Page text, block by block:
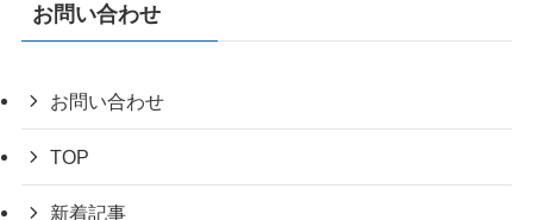
お問い合わせ
お問い合わせ
TOP
新着記事